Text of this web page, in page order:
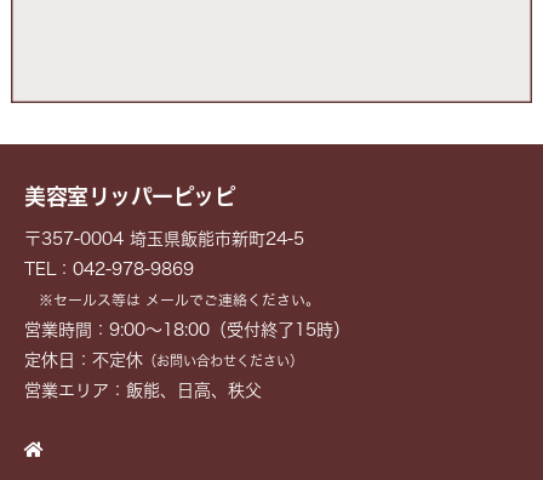
美容室リッパーピッピ
〒357-0004 埼玉県飯能市新町24-5
TEL：042-978-9869
※セールス等は メールでご連絡ください。
営業時間：9:00～18:00（受付終了15時）
定休日：不定休 （お問い合わせください）
営業エリア：飯能、日高、秩父